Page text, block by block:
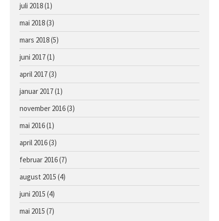
juli 2018(1)
mai 2018(3)
mars 2018(5)
juni 2017(1)
april 2017(3)
januar 2017(1)
november 2016(3)
mai 2016(1)
april 2016(3)
februar 2016(7)
august 2015 (4)
juni 2015 (4)
mai 2015 (7)